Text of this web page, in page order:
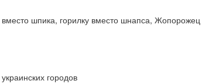
шпика, горилку вместо шнапса,
городов